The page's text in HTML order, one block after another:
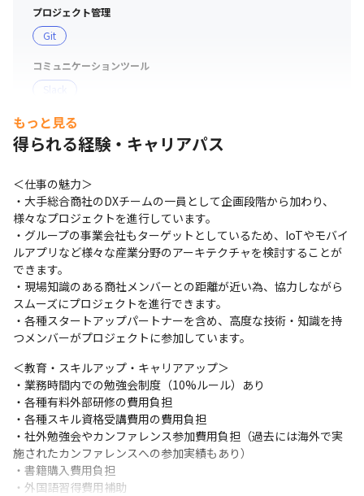
プロジェクト管理
Git
コミュニケーションツール
Slack
支給PC
Mac
もっと見る
得られる経験・キャリアパス
＜仕事の魅力＞
・大手総合商社のDXチームの一員として企画段階から加わり、
様々なプロジェクトを進行しています。
・グループの事業会社もターゲットとしているため、IoTやモバイ
ルアプリなど様々な産業分野のアーキテクチャを検討することが
できます。
・現場知識のある商社メンバーとの距離が近い為、協力しながら
スムーズにプロジェクトを進行できます。
・各種スタートアップパートナーを含め、高度な技術・知識を持
つメンバーがプロジェクトに参加しています。
＜​教育・スキルアップ・キャリアアップ＞
・業務時間内での勉強会制度（10%ルール）あり
・各種有料外部研修の費用負担
・各種スキル資格受講費用の費用負担
・社外勉強会やカンファレンス参加費用負担（過去には海外で実
施されたカンファレンスへの参加実績もあり）
・書籍購入費用負担
・外国語習得費用補助